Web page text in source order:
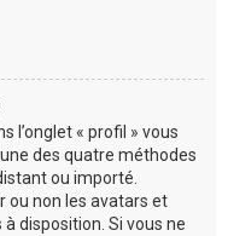
l’onglet « profil » vous
des quatre méthodes
ou importé.
ou non les avatars et
disposition. Si vous ne